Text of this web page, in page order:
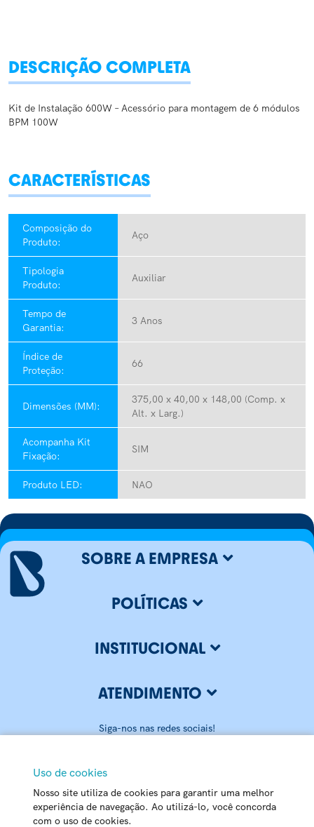
DESCRIÇÃO COMPLETA
Kit de Instalação 600W – Acessório para montagem de 6 módulos
BPM 100W
CARACTERÍSTICAS
Composição do
Produto:
Aço
Tipologia
Produto:
Auxiliar
Tempo de
Garantia:
3 Anos
Índice de
Proteção:
66
Dimensões (MM):
375,00 x 40,00 x 148,00 (Comp. x
Alt. x Larg.)
Acompanha Kit
Fixação:
SIM
Produto LED: NAO
SOBRE A EMPRESA
POLÍTICAS
INSTITUCIONAL
ATENDIMENTO
Siga-nos nas redes sociais!
BLUMENAU ILUMINAÇÃO LTDA
CNPJ: 79.416.459/0001-20
Uso de cookies
Nosso site utiliza de cookies para garantir uma melhor
experiência de navegação. Ao utilizá-lo, você concorda
com o uso de cookies.